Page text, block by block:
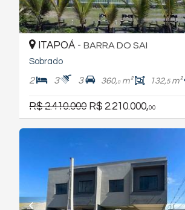
ITAPOÁ - BARRA DO SAI
Sobrado
2 3 3 360,0m² 132,5m²
R$ 2.410.000 R$ 2.210.000,00